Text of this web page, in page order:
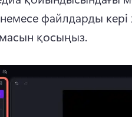
файлдарды кері
қосыңыз.